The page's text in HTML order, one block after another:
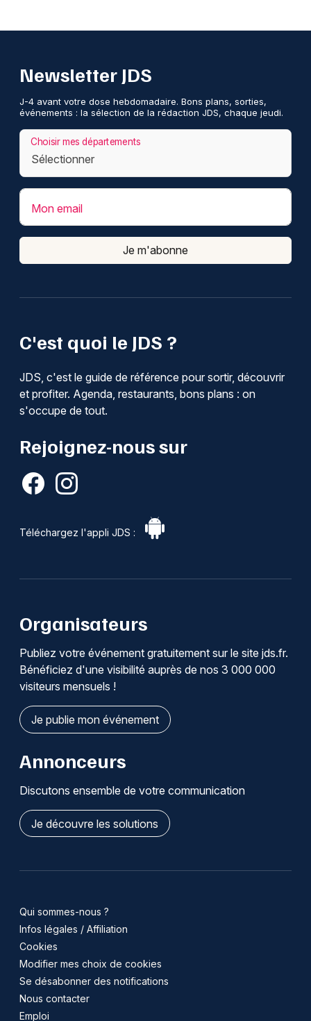
C'est quoi le JDS ?
JDS, c'est le guide de référence pour sortir, découvrir
et profiter. Agenda, restaurants, bons plans : on
s'occupe de tout.
Rejoignez-nous sur
Téléchargez l'appli JDS :
Newsletter JDS
J-4 avant votre dose hebdomadaire. Bons plans, sorties,
événements : la sélection de la rédaction JDS, chaque jeudi.
Choisir mes départements
Mon email
Je m'abonne
Organisateurs
Publiez votre événement gratuitement sur le site jds.fr.
Bénéficiez d'une visibilité auprès de nos 3 000 000
visiteurs mensuels !
Je publie mon événement
Annonceurs
Discutons ensemble de votre communication
Je découvre les solutions
Qui sommes-nous ?
Infos légales / Affiliation
Cookies
Modifier mes choix de cookies
Se désabonner des notifications
Nous contacter
Emploi